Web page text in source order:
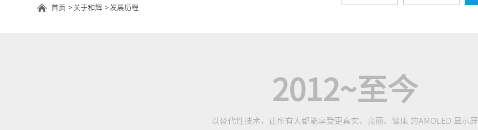
首页 关于和辉 发展历程
2012~至今
以替代性技术，让所有人都能享受更真实、亮丽、健康 的AMOLED 显示屏